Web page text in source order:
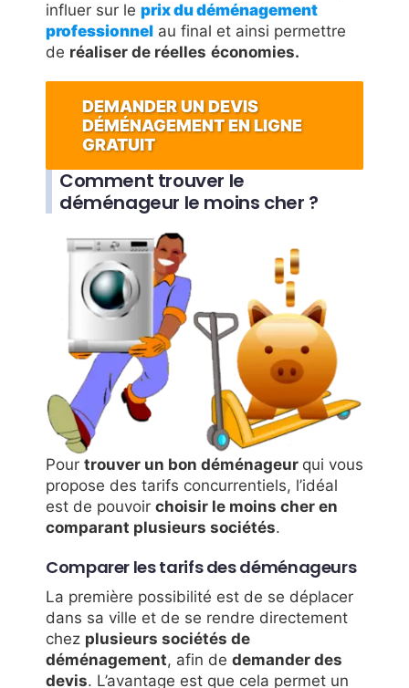
influer sur le prix du déménagement
professionnel au final et ainsi permettre
de réaliser de réelles économies.
DEMANDER UN DEVIS
DÉMÉNAGEMENT EN LIGNE
GRATUIT
Comment trouver le
déménageur le moins cher ?
Pour trouver un bon déménageur qui vous
propose des tarifs concurrentiels, l’idéal
est de pouvoir choisir le moins cher en
comparant plusieurs sociétés.
Comparer les tarifs des déménageurs
La première possibilité est de se déplacer
dans sa ville et de se rendre directement
chez plusieurs sociétés de
déménagement, afin de demander des
devis. L’avantage est que cela permet un